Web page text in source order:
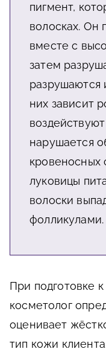
пигмент,
волосках. Он
вместе с
затем
разрушаются
них зависит
нарушается
кровеносных
луковицы
волоски
фолликулами.
При подготовке
косметолог
оценивает
тип кожи